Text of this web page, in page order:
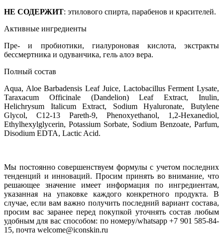
НЕ СОДЕРЖИТ: этилового спирта, парабенов и красителей.
Активные ингредиенты
Пре- и пробиотики, гиалуроновая кислота, экстракты
бессмертника и одуванчика, гель алоэ вера.
Полный состав
Aqua, Aloe Barbadensis Leaf Juice, Lactobacillus Ferment Lysate,
Taraxacum Officinale (Dandelion) Leaf Extract, Inulin,
Helichrysum Italicum Extract, Sodium Hyaluronate, Butylene
Glycol, С12-13 Pareth-9, Phenoxyethanol, 1,2-Hexanediol,
Ethylhexylglycerin, Potassium Sorbate, Sodium Benzoate, Parfum,
Disodium EDTA, Lactic Acid.
Мы постоянно совершенствуем формулы с учетом последних
тенденций и инноваций. Просим принять во внимание, что
решающее значение имеет информация по ингредиентам,
указанная на упаковке каждого конкретного продукта. В
случае, если вам важно получить последний вариант состава,
просим вас заранее перед покупкой уточнять состав любым
удобным для вас способом: по номеру/whatsapp +7 901 585-84-
15, почта welcome@iconskin.ru